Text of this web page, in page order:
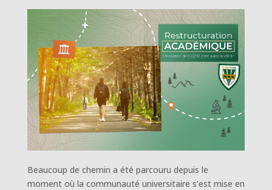
Beaucoup de chemin a été parcouru depuis le
moment où la communauté universitaire s’est mise en